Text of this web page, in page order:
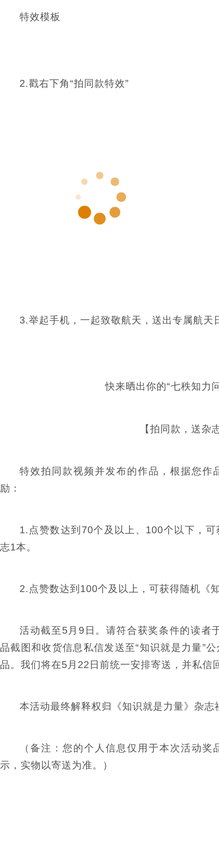
特效模板
2.戳右下角“拍同款特效”
3.举起手机，一起致敬航天，送出专属航天
快来晒出你的“七秩知力
【拍同款，送杂
特效拍同款视频并发布的作品，根据您作
励：
1.点赞数达到70个及以上、100个以下，
志1本。
2.点赞数达到100个及以上，可获得随机《
活动截至5月9日。请符合获奖条件的读者
品截图和收货信息私信发送至“知识就是力量”
品。我们将在5月22日前统一安排寄送，并私信
本活动最终解释权归《知识就是力量》杂
（备注：您的个人信息仅用于本次活动
示，实物以寄送为准。）